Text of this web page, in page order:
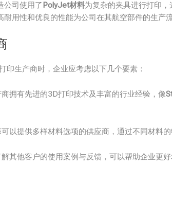
公司使用了 PolyJet材料为复杂的夹具进行打印
用性和优良的性能为公司在其航空部件的生产
印生产商时，企业应考虑以下几个要素：
商拥有先进的3D打印技术及丰富的行业经验，像
可以提供多样材料选项的供应商，通过不同材料
解其他客户的使用案例与反馈，可以帮助企业更